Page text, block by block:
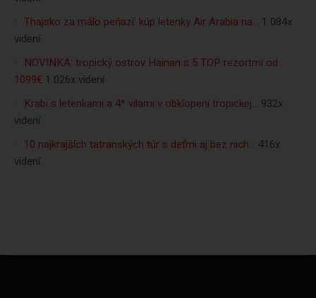
Thajsko za málo peňazí: kúp letenky Air Arabia na… 1 084x
videní
NOVINKA: tropický ostrov Hainan s 5 TOP rezortmi od
1099€ 1 026x videní
Krabi s letenkami a 4* vilami v obklopení tropickej… 932x
videní
10 najkrajších tatranských túr s deťmi aj bez nich… 416x
videní